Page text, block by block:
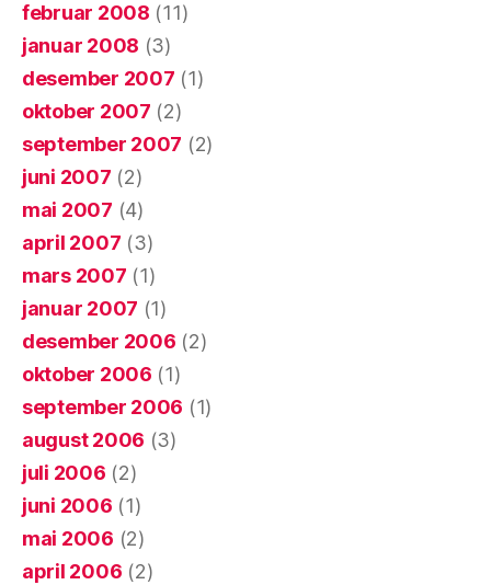
februar 2008 (11)
januar 2008 (3)
desember 2007 (1)
oktober 2007 (2)
september 2007 (2)
juni 2007 (2)
mai 2007 (4)
april 2007 (3)
mars 2007 (1)
januar 2007 (1)
desember 2006 (2)
oktober 2006 (1)
september 2006 (1)
august 2006 (3)
juli 2006 (2)
juni 2006 (1)
mai 2006 (2)
april 2006 (2)